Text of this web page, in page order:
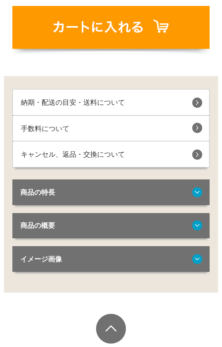
納期・配送の目安・送料について
手数料について
キャンセル、返品・交換について
商品の特長
商品の概要
イメージ画像